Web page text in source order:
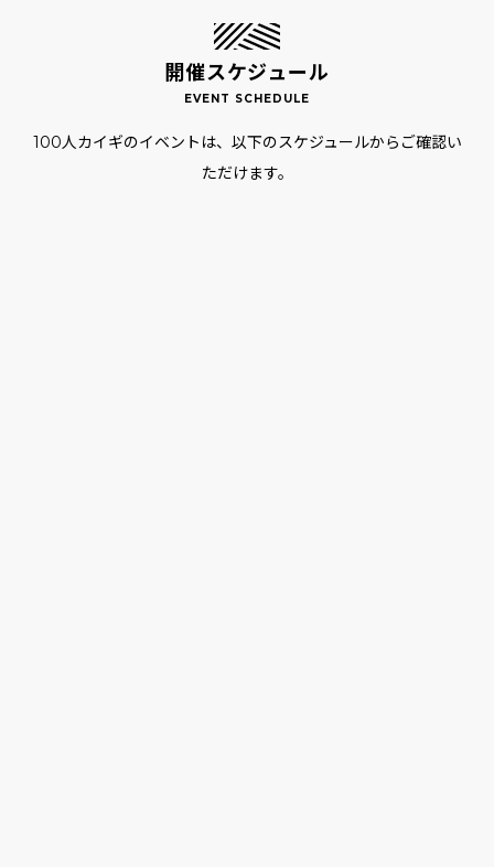
開催スケジュール
100人カイギのイベントは、以下のスケジュールからご確認い
ただけます。